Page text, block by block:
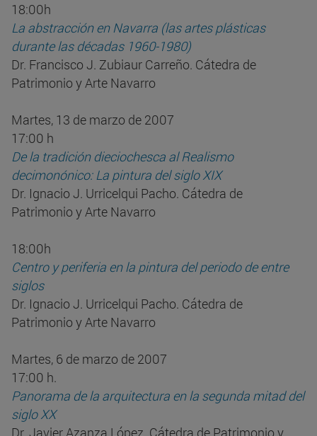
18:00h
La abstracción en Navarra (las artes plásticas
durante las décadas 1960-1980)
Dr. Francisco J. Zubiaur Carreño. Cátedra de
Patrimonio y Arte Navarro
Martes, 13 de marzo de 2007
17:00 h
De la tradición dieciochesca al Realismo
decimonónico: La pintura del siglo XIX
Dr. Ignacio J. Urricelqui Pacho. Cátedra de
Patrimonio y Arte Navarro
18:00h
Centro y periferia en la pintura del periodo de entre
siglos
Dr. Ignacio J. Urricelqui Pacho. Cátedra de
Patrimonio y Arte Navarro
Martes, 6 de marzo de 2007
17:00 h.
Panorama de la arquitectura en la segunda mitad del
siglo XX
Dr. Javier Azanza López. Cátedra de Patrimonio y